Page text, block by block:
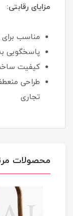
مزایای رقابتی:
مناسب
پاسخگویی
کیفیت ساخت
طراحی
تجاری
محصولات